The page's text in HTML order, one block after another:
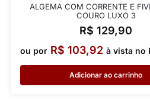
ALGEMA COM CORRENTE E
COURO LUXO 3
R$ 129,90
ou por R$ 103,92 à vista no
Adicionar ao carrinho